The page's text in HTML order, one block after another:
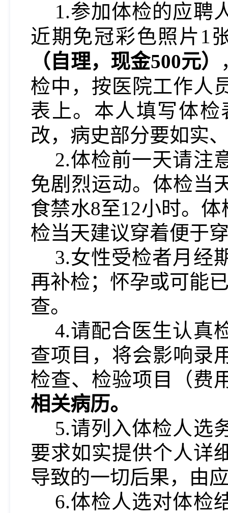
1.参加体检的应聘
近期免冠彩色照片 1
（自理，现金500元）
检中，按医院工作人
表上。本人填写体检
改，病史部分要如实
2.体检前一天请注
免剧烈运动。体检当
食禁水8至12小时。
检当天建议穿着便于
3.女性受检者月经
再补检；怀孕或可能
查。
4.请配合医生认真
查项目，将会影响录
检查、检验项目（费
相关病历。
5.请列入体检人选
要求如实提供个人详
导致的一切后果，由
6.体检人选对体检